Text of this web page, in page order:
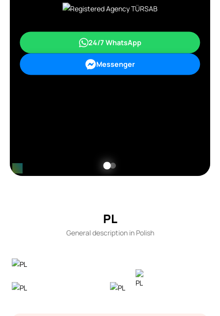
24/7 WhatsApp
Messenger
PL
General description in Polish